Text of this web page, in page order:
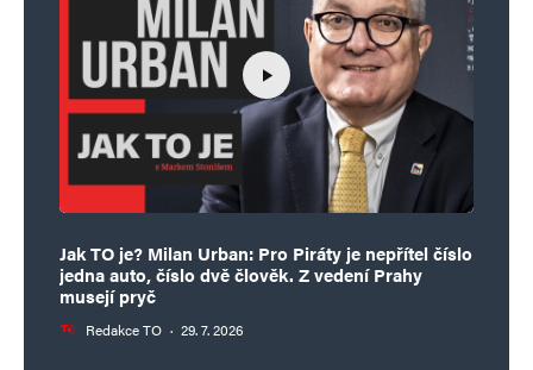
Jak TO je? Milan Urban: Pro Piráty je nepřítel číslo
jedna auto, číslo dvě člověk. Z vedení Prahy
musejí pryč
Redakce TO · 29. 7. 2026